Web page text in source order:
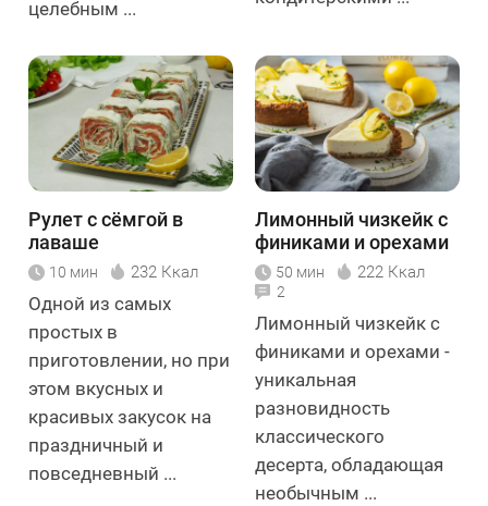
целебным ...
Рулет с сёмгой в
лаваше
10 мин 232 Ккал
Одной из самых
простых в
приготовлении, но при
этом вкусных и
красивых закусок на
праздничный и
повседневный ...
Лимонный чизкейк с
финиками и орехами
50 мин 222 Ккал
2
Лимонный чизкейк с
финиками и орехами -
уникальная
разновидность
классического
десерта, обладающая
необычным ...